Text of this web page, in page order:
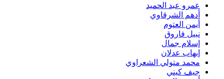
عمرو عبد الحميد
أدهم الشرقاوي
أيمن العتوم
نبيل فاروق
إسلام جمال
إيهاب عدلان
محمد متولي الشعراوي
جيف كيني